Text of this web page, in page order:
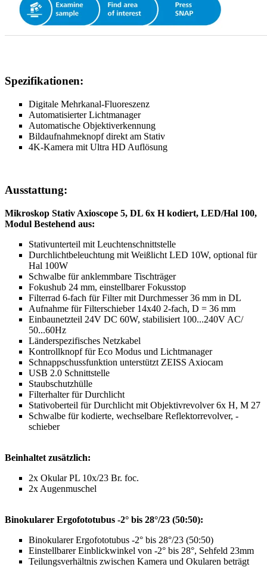
Spezifikationen:
Digitale Mehrkanal-Fluoreszenz
Automatisierter Lichtmanager
Automatische Objektiverkennung
Bildaufnahmeknopf direkt am Stativ
4K-Kamera mit Ultra HD Auflösung
Ausstattung:
Mikroskop Stativ Axioscope 5, DL 6x H kodiert, LED/Hal 100,
Modul Bestehend aus:
Stativunterteil mit Leuchtenschnittstelle
Durchlichtbeleuchtung mit Weißlicht LED 10W, optional für
Hal 100W
Schwalbe für anklemmbare Tischträger
Fokushub 24 mm, einstellbarer Fokusstop
Filterrad 6-fach für Filter mit Durchmesser 36 mm in DL
Aufnahme für Filterschieber 14x40 2-fach, D = 36 mm
Einbaunetzteil 24V DC 60W, stabilisiert 100...240V AC/
50...60Hz
Länderspezifisches Netzkabel
Kontrollknopf für Eco Modus und Lichtmanager
Schnappschussfunktion unterstützt ZEISS Axiocam
USB 2.0 Schnittstelle
Staubschutzhülle
Filterhalter für Durchlicht
Stativoberteil für Durchlicht mit Objektivrevolver 6x H, M 27
Schwalbe für kodierte, wechselbare Reflektorrevolver, -
schieber
Beinhaltet zusätzlich:
2x Okular PL 10x/23 Br. foc.
2x Augenmuschel
Binokularer Ergofototubus -2° bis 28°/23 (50:50):
Binokularer Ergofototubus -2° bis 28°/23 (50:50)
Einstellbarer Einblickwinkel von -2° bis 28°, Sehfeld 23mm
Teilungsverhältnis zwischen Kamera und Okularen beträgt